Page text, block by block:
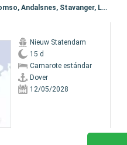
Itinerario : Dover, Rotterdam, Nordfjord, Alesund, Trondheim, Honningsvag, Tromso, Andalsnes, Stavanger, Lerwick, Dover
Nieuw Statendam
15 d
Camarote estándar
Dover
12/05/2028